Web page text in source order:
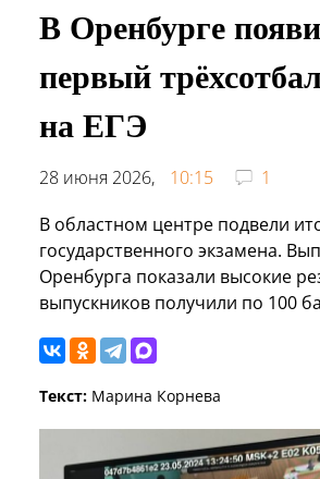
В Оренбурге
первый
на ЕГЭ
28 июня 2026, 10:15
1
В областном центре подвели
государственного экзамена.
Оренбурга показали высокие
выпускников получили по 100
Текст: Марина Корнева